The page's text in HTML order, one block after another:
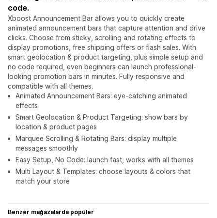
code.
Xboost Announcement Bar allows you to quickly create
animated announcement bars that capture attention and drive
clicks. Choose from sticky, scrolling and rotating effects to
display promotions, free shipping offers or flash sales. With
smart geolocation & product targeting, plus simple setup and
no code required, even beginners can launch professional-
looking promotion bars in minutes. Fully responsive and
compatible with all themes.
Animated Announcement Bars: eye-catching animated
effects
Smart Geolocation & Product Targeting: show bars by
location & product pages
Marquee Scrolling & Rotating Bars: display multiple
messages smoothly
Easy Setup, No Code: launch fast, works with all themes
Multi Layout & Templates: choose layouts & colors that
match your store
Benzer mağazalarda popüler